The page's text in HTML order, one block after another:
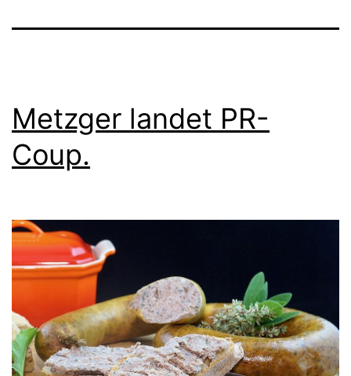
Metzger landet PR-
Coup.